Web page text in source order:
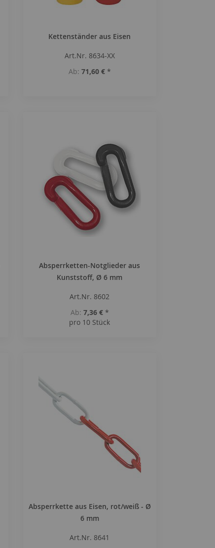
Kettenständer aus Eisen
Art.Nr. 8634-XX
Ab 71,60 € *
Absperrketten-Notglieder aus
Kunststoff, Ø 6 mm
Art.Nr. 8602
Ab 7,36 € *
pro 10 Stück
Absperrkette aus Eisen, rot/weiß - Ø
6 mm
Art.Nr. 8641